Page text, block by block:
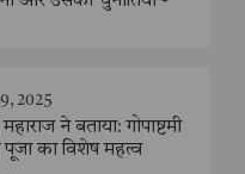
2025
ने बताया: गोपाष्टमी
का विशेष महत्व